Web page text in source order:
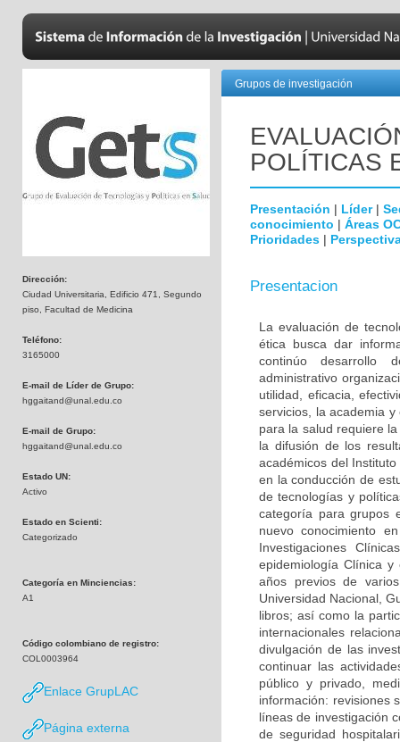
Dirección:
Ciudad Universitaria, Edificio 471, Segundo
piso, Facultad de Medicina
Teléfono:
3165000
E-mail de Líder de Grupo:
hggaitand@unal.edu.co
E-mail de Grupo:
hggaitand@unal.edu.co
Estado UN:
Activo
Estado en Scienti:
Categorizado
Categoría en Minciencias:
A1
Código colombiano de registro:
COL0003964
Enlace GrupLAC
Página externa
Grupos de investigación
POLÍTICAS
Presentación | Líder|
conocimiento | Áreas
Prioridades |
Presentacion
La evaluación de
ética busca dar
continúo desarrollo
administrativo
utilidad, eficacia,
servicios, la academia
para la salud requiere
la difusión de los
académicos del
en la conducción de
de tecnologías y
categoría para grupos
nuevo conocimiento
Investigaciones
epidemiología Clínica y
años previos de
Universidad Nacional,
libros; así como la
internacionales
divulgación de las
continuar las
público y privado,
información: revisiones
líneas de investigación
de seguridad